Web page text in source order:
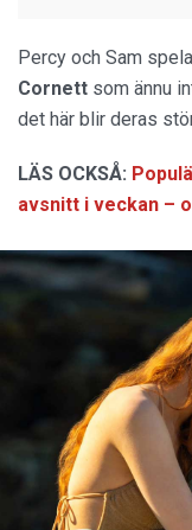
Percy och Sam
Cornett som ännu
det här blir deras
LÄS OCKSÅ:
avsnitt i veckan –